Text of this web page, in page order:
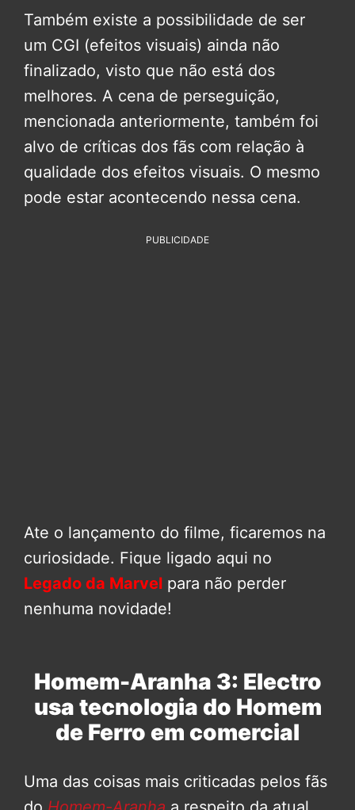
Também existe a possibilidade de ser
um CGI (efeitos visuais) ainda não
finalizado, visto que não está dos
melhores. A cena de perseguição,
mencionada anteriormente, também foi
alvo de críticas dos fãs com relação à
qualidade dos efeitos visuais. O mesmo
pode estar acontecendo nessa cena.
PUBLICIDADE
Ate o lançamento do filme, ficaremos na
curiosidade. Fique ligado aqui no
Legado da Marvel para não perder
nenhuma novidade!
Homem-Aranha 3: Electro
usa tecnologia do Homem
de Ferro em comercial
Uma das coisas mais criticadas pelos fãs